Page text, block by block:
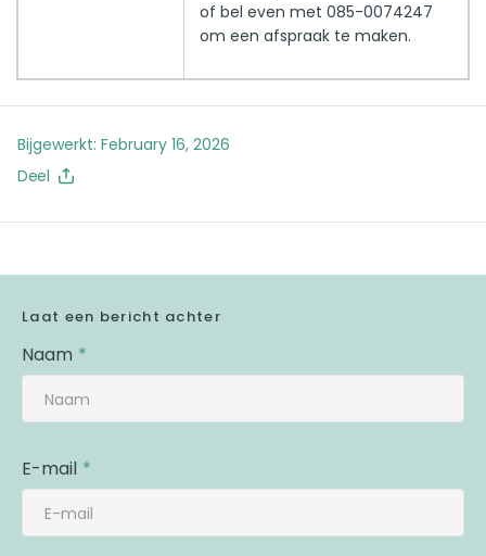
of bel even met 085-0074247
om een afspraak te maken.
Bijgewerkt: February 16, 2026
Deel
Laat een bericht achter
Naam
E-mail